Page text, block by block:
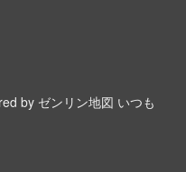
by ゼンリン地図 いつも